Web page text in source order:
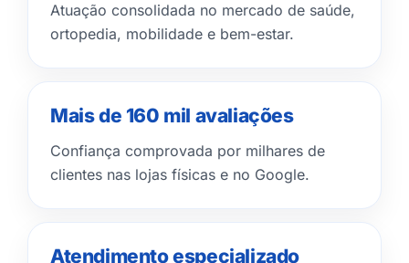
Atuação consolidada no mercado de saúde,
ortopedia, mobilidade e bem-estar.
Mais de 160 mil avaliações
Confiança comprovada por milhares de
clientes nas lojas físicas e no Google.
Atendimento especializado